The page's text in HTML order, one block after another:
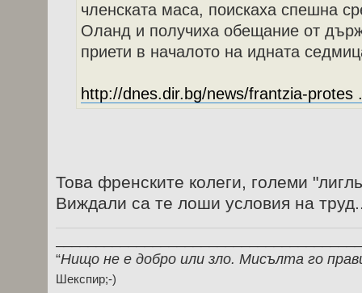
членската маса, поискаха спешна
Оланд и получиха обещание от
приети в началото на идната
http://dnes.dir.bg/news/frantzia-protes
Това френските колеги, големи
Виждали са те лоши условия на
“Нищо не е добро или зло. Мисълта го
Шекспир;-)